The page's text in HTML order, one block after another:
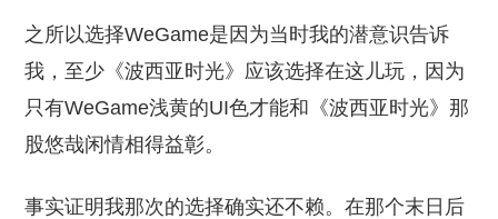
之所以选择WeGame是因为当时我的潜意识告诉
我，至少《波西亚时光》应该选择在这儿玩，因为
只有WeGame浅黄的UI色才能和《波西亚时光》那
股悠哉闲情相得益彰。
事实证明我那次的选择确实还不赖。在那个末日后